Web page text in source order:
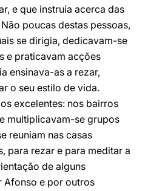
e que instruía acerca das
poucas destas pessoas,
se dirigia, dedicavam-se
e praticavam acções
ensinava-as a rezar,
o seu estilo de vida.
excelentes: nos bairros
multiplicavam-se grupos
reuniam nas casas
para rezar e para meditar a
de alguns
Afonso e por outros